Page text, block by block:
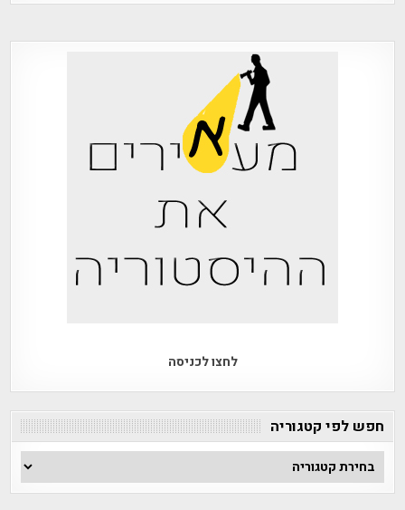
לחצו לכניסה
חפש לפי קטגוריה
חפש
לפי
קטגוריה